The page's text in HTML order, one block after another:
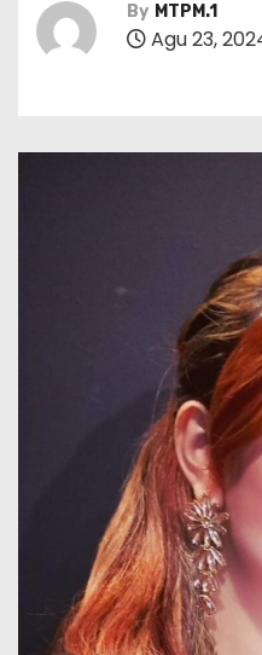
By MTPM.1
Agu 23,